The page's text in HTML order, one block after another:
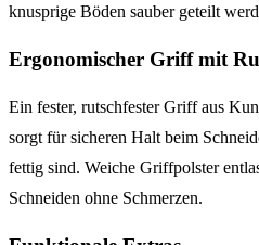
knusprige Böden sauber geteilt
Ergonomischer Griff mit
Ein fester, rutschfester Griff aus
sorgt für sicheren Halt beim
fettig sind. Weiche Griffpolster
Schneiden ohne Schmerzen.